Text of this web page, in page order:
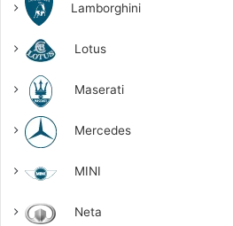
Lamborghini
Lotus
Maserati
Mercedes
MINI
Neta